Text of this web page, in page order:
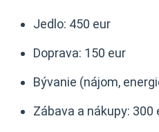
Jedlo: 450 eur
Doprava: 150 eur
Bývanie (nájom,
Zábava a nákupy: 300